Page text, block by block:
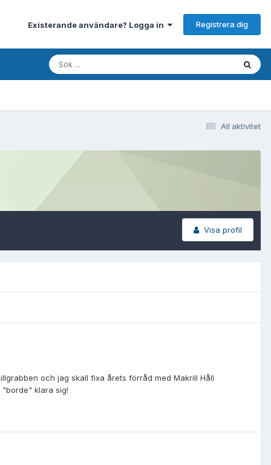
Existerande användare? Logga in Registrera dig
All aktivitet
Visa profil
och jag skall fixa årets förråd med Makrill Håll
klara sig!